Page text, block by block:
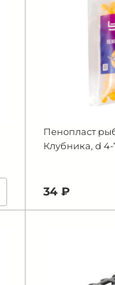
Пенопласт
Клубника, d
34 ₽